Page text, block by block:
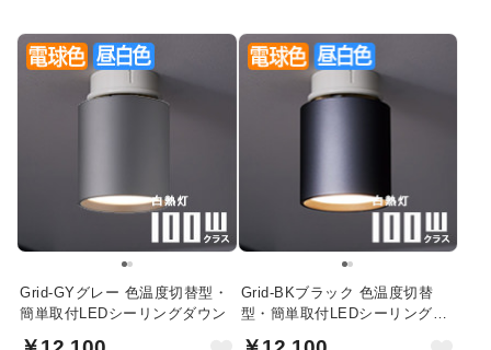
Grid-GYグレー 色温度切替型・
簡単取付LEDシーリングダウン
Grid-BKブラック 色温度切替
型・簡単取付LEDシーリングダ